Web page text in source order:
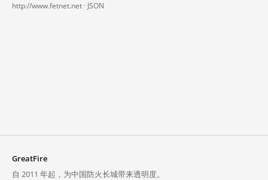
http://www.fetnet.net · JSON
GreatFire
自 2011 年起，为中国防火长城带来透明度。